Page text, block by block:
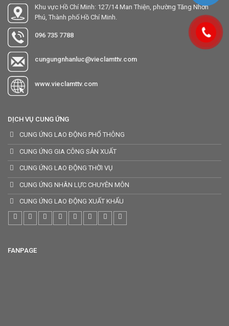
Khu vực Hồ Chí Minh: 127/14 Man Thiện, phường Tăng Nhơn
Phú, Thành phố Hồ Chí Minh.
096 735 7788
cungungnhanluc@vieclamttv.com
www.vieclamttv.com
DỊCH VỤ CUNG ỨNG
CUNG ỨNG LAO ĐỘNG PHỔ THÔNG
CUNG ỨNG GIA CÔNG SẢN XUẤT
CUNG ỨNG LAO ĐỘNG THỜI VỤ
CUNG ỨNG NHÂN LỰC CHUYÊN MÔN
CUNG ỨNG LAO ĐỘNG XUẤT KHẨU
FANPAGE